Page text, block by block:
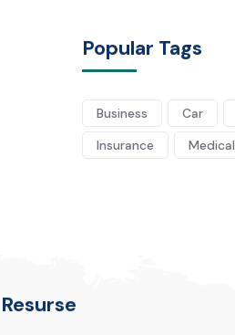
Popular Tags
Business Car
Insurance
Medical
Resurse